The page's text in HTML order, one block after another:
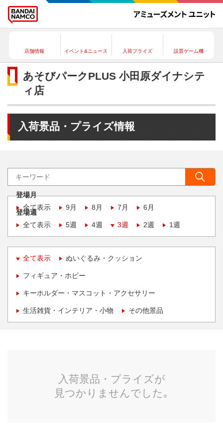
店舗情報 イベント&ニュース 入荷プライズ 設置ゲーム機
あそびパークPLUS 小田原ダイナシテ
ィ店
入荷景品・プライズ情報
登場月
全て表示
9月 8月 7月 6月
登場週
全て表示
5週 4週 3週 2週 1週
全て表示 ぬいぐるみ・クッション
フィギュア・ホビー
キーホルダー・マスコット・アクセサリー
生活雑貨・インテリア・小物 その他景品